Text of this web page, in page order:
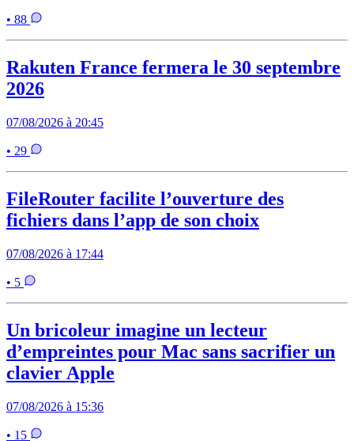
• 88
Rakuten France fermera le 30 septembre
2026
07/08/2026 à 20:45
• 29
FileRouter facilite l’ouverture des
fichiers dans l’app de son choix
07/08/2026 à 17:44
• 5
Un bricoleur imagine un lecteur
d’empreintes pour Mac sans sacrifier un
clavier Apple
07/08/2026 à 15:36
• 15